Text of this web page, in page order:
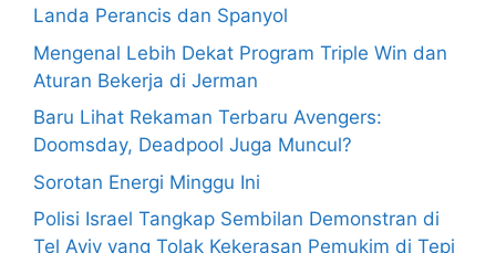
Landa Perancis dan Spanyol
Mengenal Lebih Dekat Program Triple Win dan
Aturan Bekerja di Jerman
Baru Lihat Rekaman Terbaru Avengers:
Doomsday, Deadpool Juga Muncul?
Sorotan Energi Minggu Ini
Polisi Israel Tangkap Sembilan Demonstran di
Tel Aviv yang Tolak Kekerasan Pemukim di Tepi